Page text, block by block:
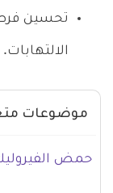
تحسين
الالتهابات.
موضوعات
حمض